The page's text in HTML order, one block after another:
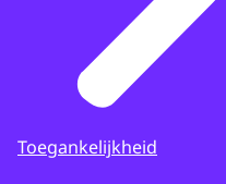
Toegankelijkheid